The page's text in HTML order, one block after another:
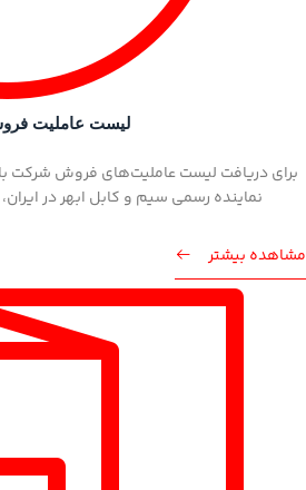
لیست عاملیت
برای دریافت لیست عاملیت‌های فروش شرکت
نماینده رسمی سیم و کابل ابهر در
مشاهده بیشتر